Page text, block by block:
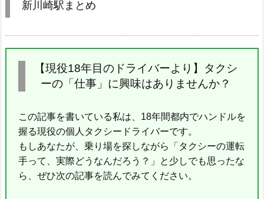
新川崎駅まとめ
【現役18年目のドライバーより】タクシ
ーの「仕事」に興味はありませんか？
この記事を書いている私は、18年間都内でハンドルを
握る現役の個人タクシードライバーです。
もしあなたが、乗り場を探しながら「タクシーの運転
手って、実際どうなんだろう？」と少しでも思ったな
ら、ぜひ次の記事を読んでみてください。